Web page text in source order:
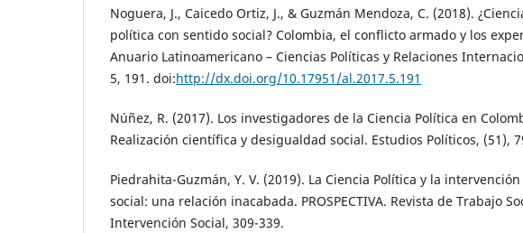
Noguera, J., Caicedo Ortiz, J., & Guzmán Mendoza, C. (2018).
política con sentido social? Colombia, el conflicto armado y los
Anuario Latinoamericano – Ciencias Políticas y Relaciones
5, 191. doi:http://dx.doi.org/10.17951/al.2017.5.191
Núñez, R. (2017). Los investigadores de la Ciencia Política en
Realización científica y desigualdad social. Estudios Políticos, (51),
Piedrahita-Guzmán, Y. V. (2019). La Ciencia Política y la intervención
social: una relación inacabada. PROSPECTIVA. Revista de Trabajo
Intervención Social, 309-339.